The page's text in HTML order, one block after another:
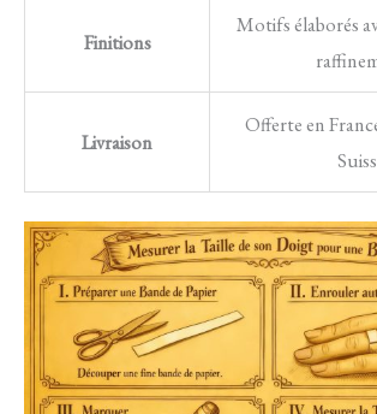
Finitions
Motifs élaborés
Livraison
Offerte en